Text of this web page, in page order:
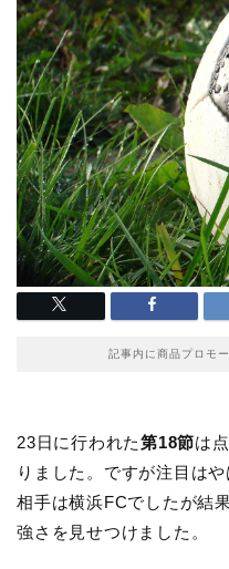
記事内に商品プロモ
23日に行われた第18節は
りました。ですが注目は
相手は横浜FCでしたが結
強さを見せつけました。